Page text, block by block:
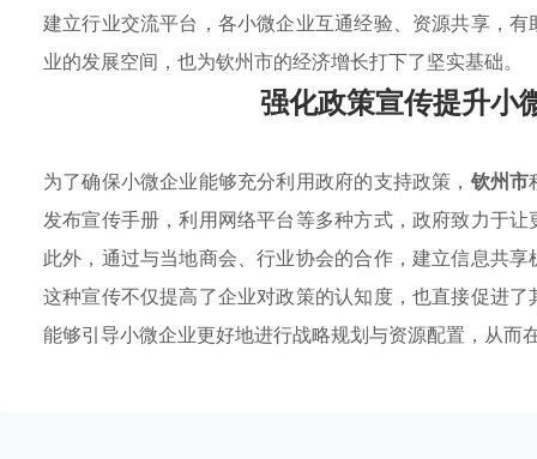
建立行业交流平台，各小微企业互通经验、资源共享，
业的发展空间，也为钦州市的经济增长打下了坚实基础。
强化政策宣传提升小
为了确保小微企业能够充分利用政府的支持政策， 钦州市
发布宣传手册，利用网络平台等多种方式，政府致力于
此外，通过与当地商会、行业协会的合作，建立信息共
这种宣传不仅提高了企业对政策的认知度，也直接促进
能够引导小微企业更好地进行战略规划与资源配置，从而